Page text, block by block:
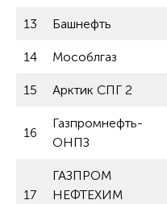
13 Башнефть
14 Мособлгаз
15 Арктик СПГ 2
16
Газпромнефть-
ОНПЗ
17
ГАЗПРОМ
НЕФТЕХИМ